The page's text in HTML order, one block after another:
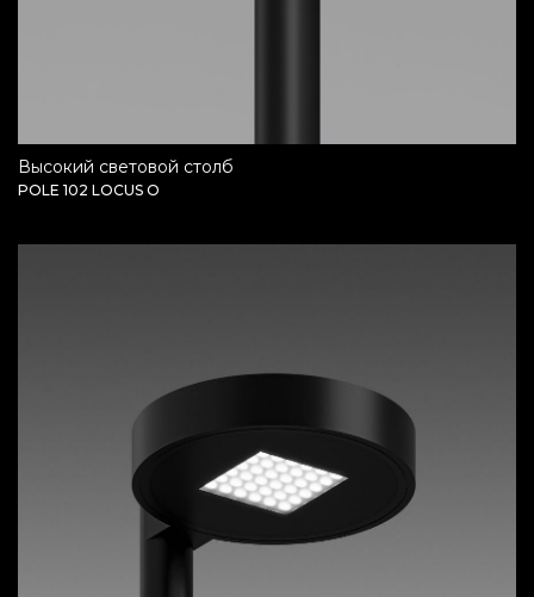
POLE 102 LOCUS O
высокий световой столб